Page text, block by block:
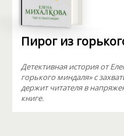
Пирог из
Детективная история от
горького миндаля» с
держит читателя в
книге.